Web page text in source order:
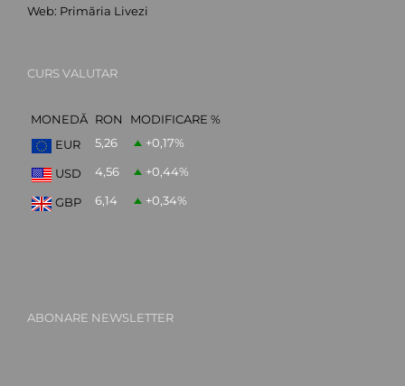
Web: Primăria Livezi
CURS VALUTAR
MONEDĂ RON
MODIFICARE %
EUR
5,26 +0,17%
USD 4,56 +0,44%
GBP 6,14 +0,34%
ABONARE NEWSLETTER